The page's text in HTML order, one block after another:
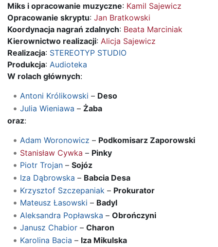
Miks i opracowanie muzyczne: Kamil Sajewicz
Opracowanie skryptu: Jan Bratkowski
Koordynacja nagrań zdalnych: Beata Marciniak
Kierownictwo realizacji: Alicja Sajewicz
Realizacja: STEREOTYP STUDIO
Produkcja: Audioteka
W rolach głównych:
Antoni Królikowski – Deso
Julia Wieniawa – Żaba
oraz:
Adam Woronowicz – Podkomisarz Zaporowski
Stanisław Cywka – Pinky
Piotr Trojan– Sojóz
Iza Dąbrowska – Babcia Desa
Krzysztof Szczepaniak – Prokurator
Mateusz Łasowski – Badyl
Aleksandra Popławska – Obrończyni
Janusz Chabior– Charon
Karolina Bacia – Iza Mikulska